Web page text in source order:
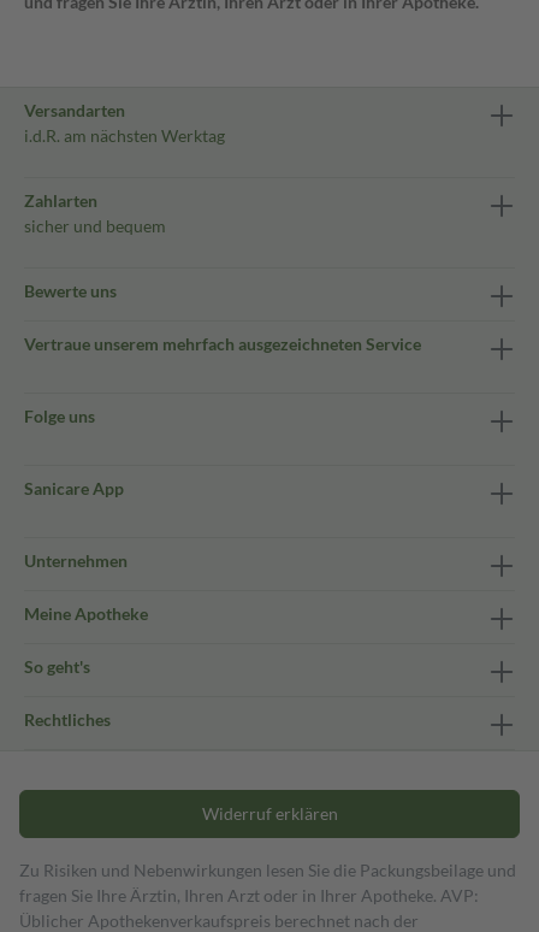
Versandarten
i.d.R. am nächsten Werktag
Zahlarten
sicher und bequem
Bewerte uns
Vertraue unserem mehrfach ausgezeichneten Service
Folge uns
Sanicare App
Unternehmen
Meine Apotheke
So geht's
Rechtliches
Widerruf erklären
Zu Risiken und Nebenwirkungen lesen Sie die Packungsbeilage und
fragen Sie Ihre Ärztin, Ihren Arzt oder in Ihrer Apotheke. AVP:
Üblicher Apothekenverkaufspreis berechnet nach der